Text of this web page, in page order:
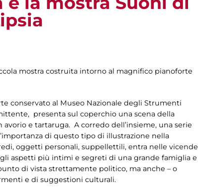
mostra costruita intorno al magnifico pianoforte
conservato al Museo Nazionale degli Strumenti
presenta sul coperchio una scena della
e tartaruga. A corredo dell’insieme, una serie
di questo tipo di illustrazione nella
oggetti personali, suppellettili, entra nelle vicende
aspetti più intimi e segreti di una grande famiglia e
di vista strettamente politico, ma anche – o
e di suggestioni culturali.